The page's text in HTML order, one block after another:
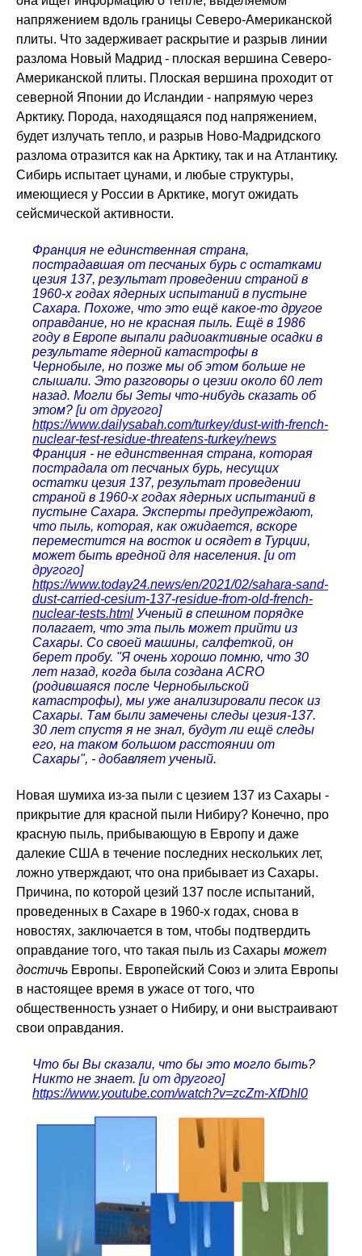
напряжением вдоль границы Северо-Американской
плиты. Что задерживает раскрытие и разрыв линии
разлома Новый Мадрид - плоская вершина Северо-
Американской плиты. Плоская вершина проходит от
северной Японии до Исландии - напрямую через
Арктику. Порода, находящаяся под напряжением,
будет излучать тепло, и разрыв Ново-Мадридского
разлома отразится как на Арктику, так и на Атлантику.
Сибирь испытает цунами, и любые структуры,
имеющиеся у России в Арктике, могут ожидать
сейсмической активности.
Франция не единственная страна,
пострадавшая от песчаных бурь с остатками
цезия 137, результат проведении страной в
1960-х годах ядерных испытаний в пустыне
Сахара. Похоже, что это ещё какое-то другое
оправдание, но не красная пыль. Ещё в 1986
году в Европе выпали радиоактивные осадки в
результате ядерной катастрофы в
Чернобыле, но позже мы об этом больше не
слышали. Это разговоры о цезии около 60 лет
назад. Могли бы Зеты что-нибудь сказать об
этом? [и от другого]
https://www.dailysabah.com/turkey/dust-with-french-
nuclear-test-residue-threatens-turkey/news
Франция - не единственная страна, которая
пострадала от песчаных бурь, несущих
остатки цезия 137, результат проведении
страной в 1960-х годах ядерных испытаний в
пустыне Сахара. Эксперты предупреждают,
что пыль, которая, как ожидается, вскоре
переместится на восток и осядет в Турции,
может быть вредной для населения. [и от
другого]
https://www.today24.news/en/2021/02/sahara-sand-
dust-carried-cesium-137-residue-from-old-french-
nuclear-tests.html Ученый в спешном порядке
полагает, что эта пыль может прийти из
Сахары. Со своей машины, салфеткой, он
берет пробу. "Я очень хорошо помню, что 30
лет назад, когда была создана ACRO
(родившаяся после Чернобыльской
катастрофы), мы уже анализировали песок из
Сахары. Там были замечены следы цезия-137.
30 лет спустя я не знал, будут ли ещё следы
его, на таком большом расстоянии от
Сахары", - добавляет ученый.
Новая шумиха из-за пыли с цезием 137 из Сахары -
прикрытие для красной пыли Нибиру? Конечно, про
красную пыль, прибывающую в Европу и даже
далекие США в течение последних нескольких лет,
ложно утверждают, что она прибывает из Сахары.
Причина, по которой цезий 137 после испытаний,
проведенных в Сахаре в 1960-х годах, снова в
новостях, заключается в том, чтобы подтвердить
оправдание того, что такая пыль из Сахары может
достичь Европы. Европейский Союз и элита Европы
в настоящее время в ужасе от того, что
общественность узнает о Нибиру, и они выстраивают
свои оправдания.
Что бы Вы сказали, что бы это могло быть?
Никто не знает. [и от другого]
https://www.youtube.com/watch?v=zcZm-XfDhl0